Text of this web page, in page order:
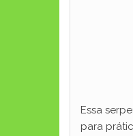
Essa
para